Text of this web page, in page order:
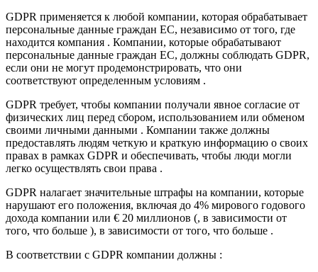
GDPR применяется к любой компании, которая обрабатывает
персональные данные граждан ЕС, независимо от того, где
находится компания . Компании, которые обрабатывают
персональные данные граждан ЕС, должны соблюдать GDPR,
если они не могут продемонстрировать, что они
соответствуют определенным условиям .
GDPR требует, чтобы компании получали явное согласие от
физических лиц перед сбором, использованием или обменом
своими личными данными . Компании также должны
предоставлять людям четкую и краткую информацию о своих
правах в рамках GDPR и обеспечивать, чтобы люди могли
легко осуществлять свои права .
GDPR налагает значительные штрафы на компании, которые
нарушают его положения, включая до 4% мирового годового
дохода компании или € 20 миллионов (, в зависимости от
того, что больше ), в зависимости от того, что больше .
В соответствии с GDPR компании должны :